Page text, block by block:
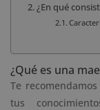
¿En qué
¿Qué es una
Te
tus